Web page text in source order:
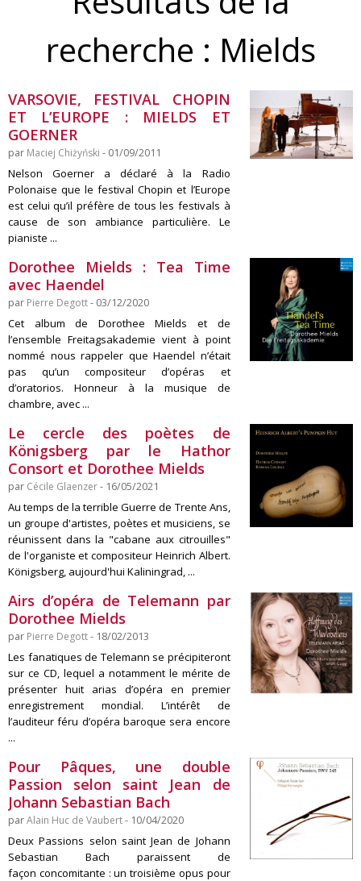
recherche : Mields
VARSOVIE, FESTIVAL CHOPIN
ET L’EUROPE : MIELDS ET
GOERNER
par Maciej Chiżyński - 01/09/2011
Nelson Goerner a déclaré à la Radio
Polonaise que le festival Chopin et l’Europe
est celui qu’il préfère de tous les festivals à
cause de son ambiance particulière. Le
pianiste ...
Dorothee Mields : Tea Time
avec Haendel
par Pierre Degott- 03/12/2020
Cet album de Dorothee Mields et de
l’ensemble Freitagsakademie vient à point
nommé nous rappeler que Haendel n’était
pas qu’un compositeur d’opéras et
d’oratorios. Honneur à la musique de
chambre, avec ...
Le cercle des poètes de
Königsberg par le Hathor
Consort et Dorothee Mields
par Cécile Glaenzer- 16/05/2021
Au temps de la terrible Guerre de Trente Ans,
un groupe d'artistes, poètes et musiciens, se
réunissent dans la "cabane aux citrouilles"
de l'organiste et compositeur Heinrich Albert.
Königsberg, aujourd'hui Kaliningrad, ...
Airs d’opéra de Telemann par
Dorothee Mields
par Pierre Degott- 18/02/2013
Les fanatiques de Telemann se précipiteront
sur ce CD, lequel a notamment le mérite de
présenter huit arias d’opéra en premier
enregistrement mondial. L’intérêt de
l’auditeur féru d’opéra baroque sera encore
...
Pour Pâques, une double
Passion selon saint Jean de
Johann Sebastian Bach
parAlain Huc de Vaubert- 10/04/2020
Deux Passions selon saint Jean de Johann
Sebastian Bach paraissent de
façon concomitante : un troisième opus pour